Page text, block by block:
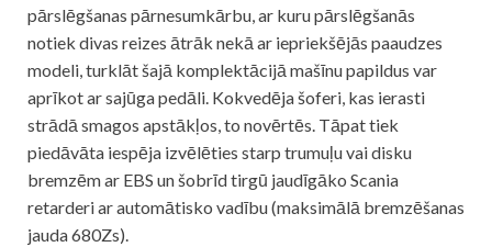
pārslēgšanas pārnesumkārbu, ar kuru pārslēgšanās
notiek divas reizes ātrāk nekā ar iepriekšējās paaudzes
modeli, turklāt šajā komplektācijā mašīnu papildus var
aprīkot ar sajūga pedāli. Kokvedēja šoferi, kas ierasti
strādā smagos apstākļos, to novērtēs. Tāpat tiek
piedāvāta iespēja izvēlēties starp trumuļu vai disku
bremzēm ar EBS un šobrīd tirgū jaudīgāko Scania
retarderi ar automātisko vadību (maksimālā bremzēšanas
jauda 680Zs).